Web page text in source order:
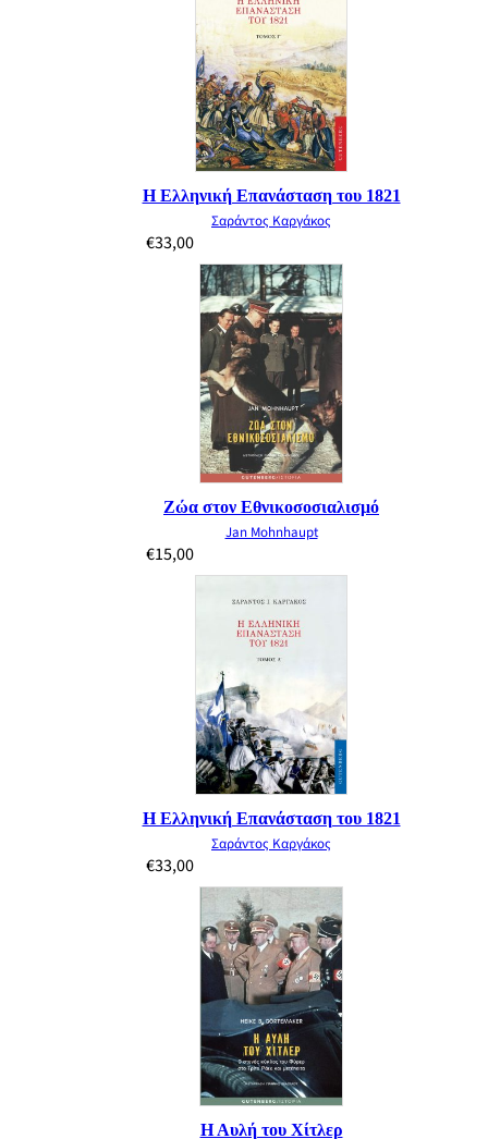
Η Ελληνική Επανάσταση του 1821
Σαράντος Καργάκος
€33,00
Ζώα στον Εθνικοσοσιαλισμό
Jan Mohnhaupt
€15,00
Η Ελληνική Επανάσταση του 1821
Σαράντος Καργάκος
€33,00
Η Αυλή του Χίτλερ